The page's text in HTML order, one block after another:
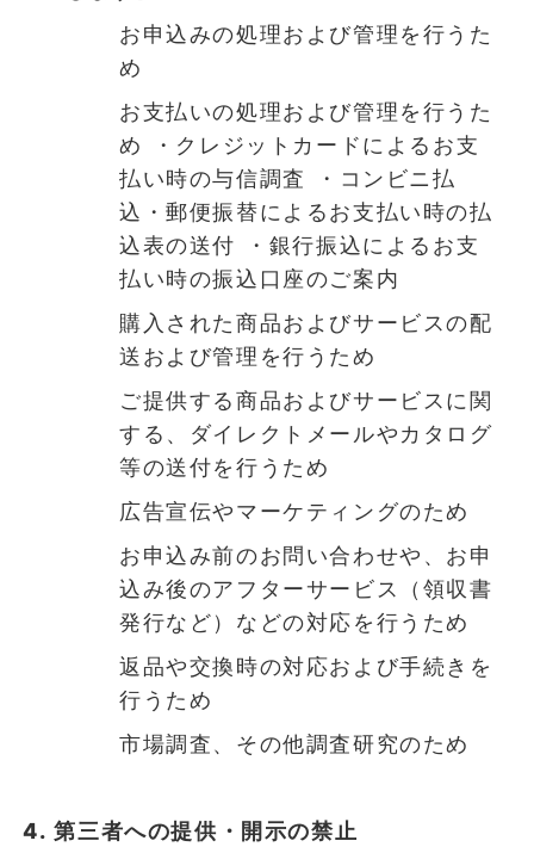
お申込みの処理および管理を行うた
め
お支払いの処理および管理を行うた
め ・クレジットカードによるお支
払い時の与信調査 ・コンビニ払
込・郵便振替によるお支払い時の払
込表の送付 ・銀行振込によるお支
払い時の振込口座のご案内
購入された商品およびサービスの配
送および管理を行うため
ご提供する商品およびサービスに関
する、ダイレクトメールやカタログ
等の送付を行うため
広告宣伝やマーケティングのため
お申込み前のお問い合わせや、お申
込み後のアフターサービス（領収書
発行など）などの対応を行うため
返品や交換時の対応および手続きを
行うため
市場調査、その他調査研究のため
4. 第三者への提供・開示の禁止